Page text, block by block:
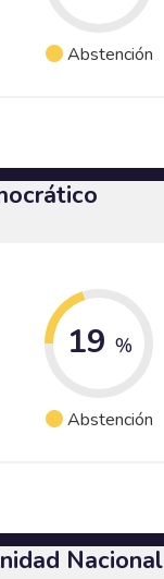
Abstención
19 %
Abstención
Nacional